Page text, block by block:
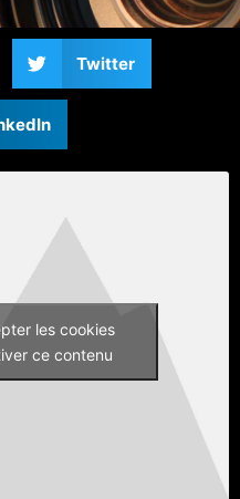
Twitter
les cookies
ce contenu